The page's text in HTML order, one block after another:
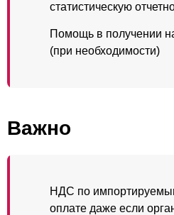
статистическую
Помощь в получении
(при необходимости)
Важно
НДС по
оплате даже если